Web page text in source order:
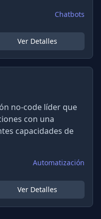
Chatbots
Ver Detalles
no-code líder que
con una
capacidades de
Automatización
Ver Detalles